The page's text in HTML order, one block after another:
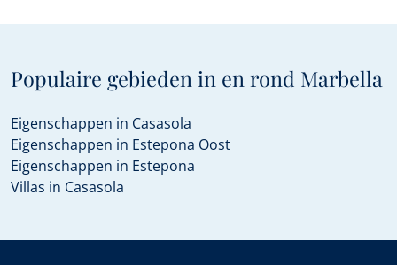
Populaire gebieden in en rond Marbella
Eigenschappen in Casasola
Eigenschappen in Estepona Oost
Eigenschappen in Estepona
Villas in Casasola